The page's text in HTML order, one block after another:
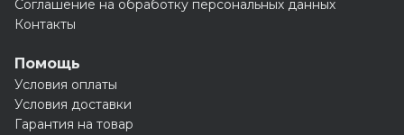
Соглашение на обработку персональных данных
Контакты
Помощь
Условия оплаты
Условия доставки
Гарантия на товар